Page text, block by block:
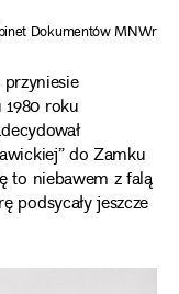
Dokumentów MNWr
roku
do Zamku
to niebawem z falą
podsycały jeszcze